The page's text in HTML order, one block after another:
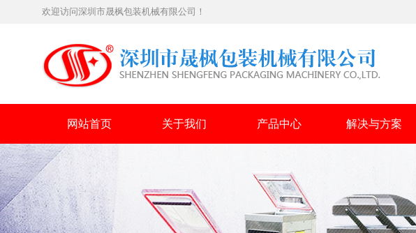
欢迎访问深圳市晟枫包装机械有限公司！
网站首页 关于我们 产品中心 解决与方案